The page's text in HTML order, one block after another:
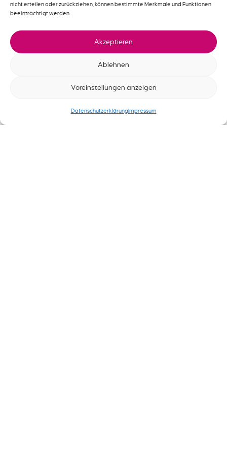
nicht erteilen oder zurückziehen, können bestimmte Merkmale und Funktionen
beeinträchtigt werden.
Akzeptieren
Ablehnen
Voreinstellungen anzeigen
DatenschutzerklärungImpressum
Deutsch